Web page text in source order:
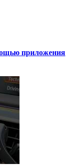
приложения